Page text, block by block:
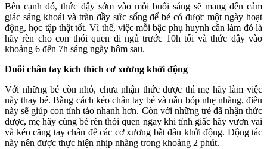
Bên cạnh đó, thức dậy sớm vào mỗi buổi sáng sẽ mang đến cảm
giác sảng khoái và tràn đầy sức sống để bé có được một ngày hoạt
động, học tập thật tốt. Vì thế, việc mỗi bậc phụ huynh cần làm đó là
hãy rèn cho con thói quen đi ngủ trước 10h tối và thức dậy vào
khoảng 6 đến 7h sáng ngày hôm sau.
Duỗi chân tay kích thích cơ xương khởi động
Với những bé còn nhỏ, chưa nhận thức được thì mẹ hãy làm việc
này thay bé. Bằng cách kéo chân tay bé và nắn bóp nhẹ nhàng, điều
này sẽ giúp con tỉnh táo nhanh hơn. Còn với những trẻ đã nhận thức
được, mẹ hãy cùng bé rèn thói quen ngay khi tỉnh giấc hãy vươn vai
và kéo căng tay chân để các cơ xương bắt đầu khởi động. Động tác
này nên được thực hiện nhịp nhàng trong khoảng 2 phút.